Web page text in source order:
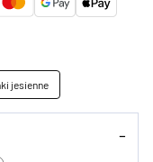
jesienne